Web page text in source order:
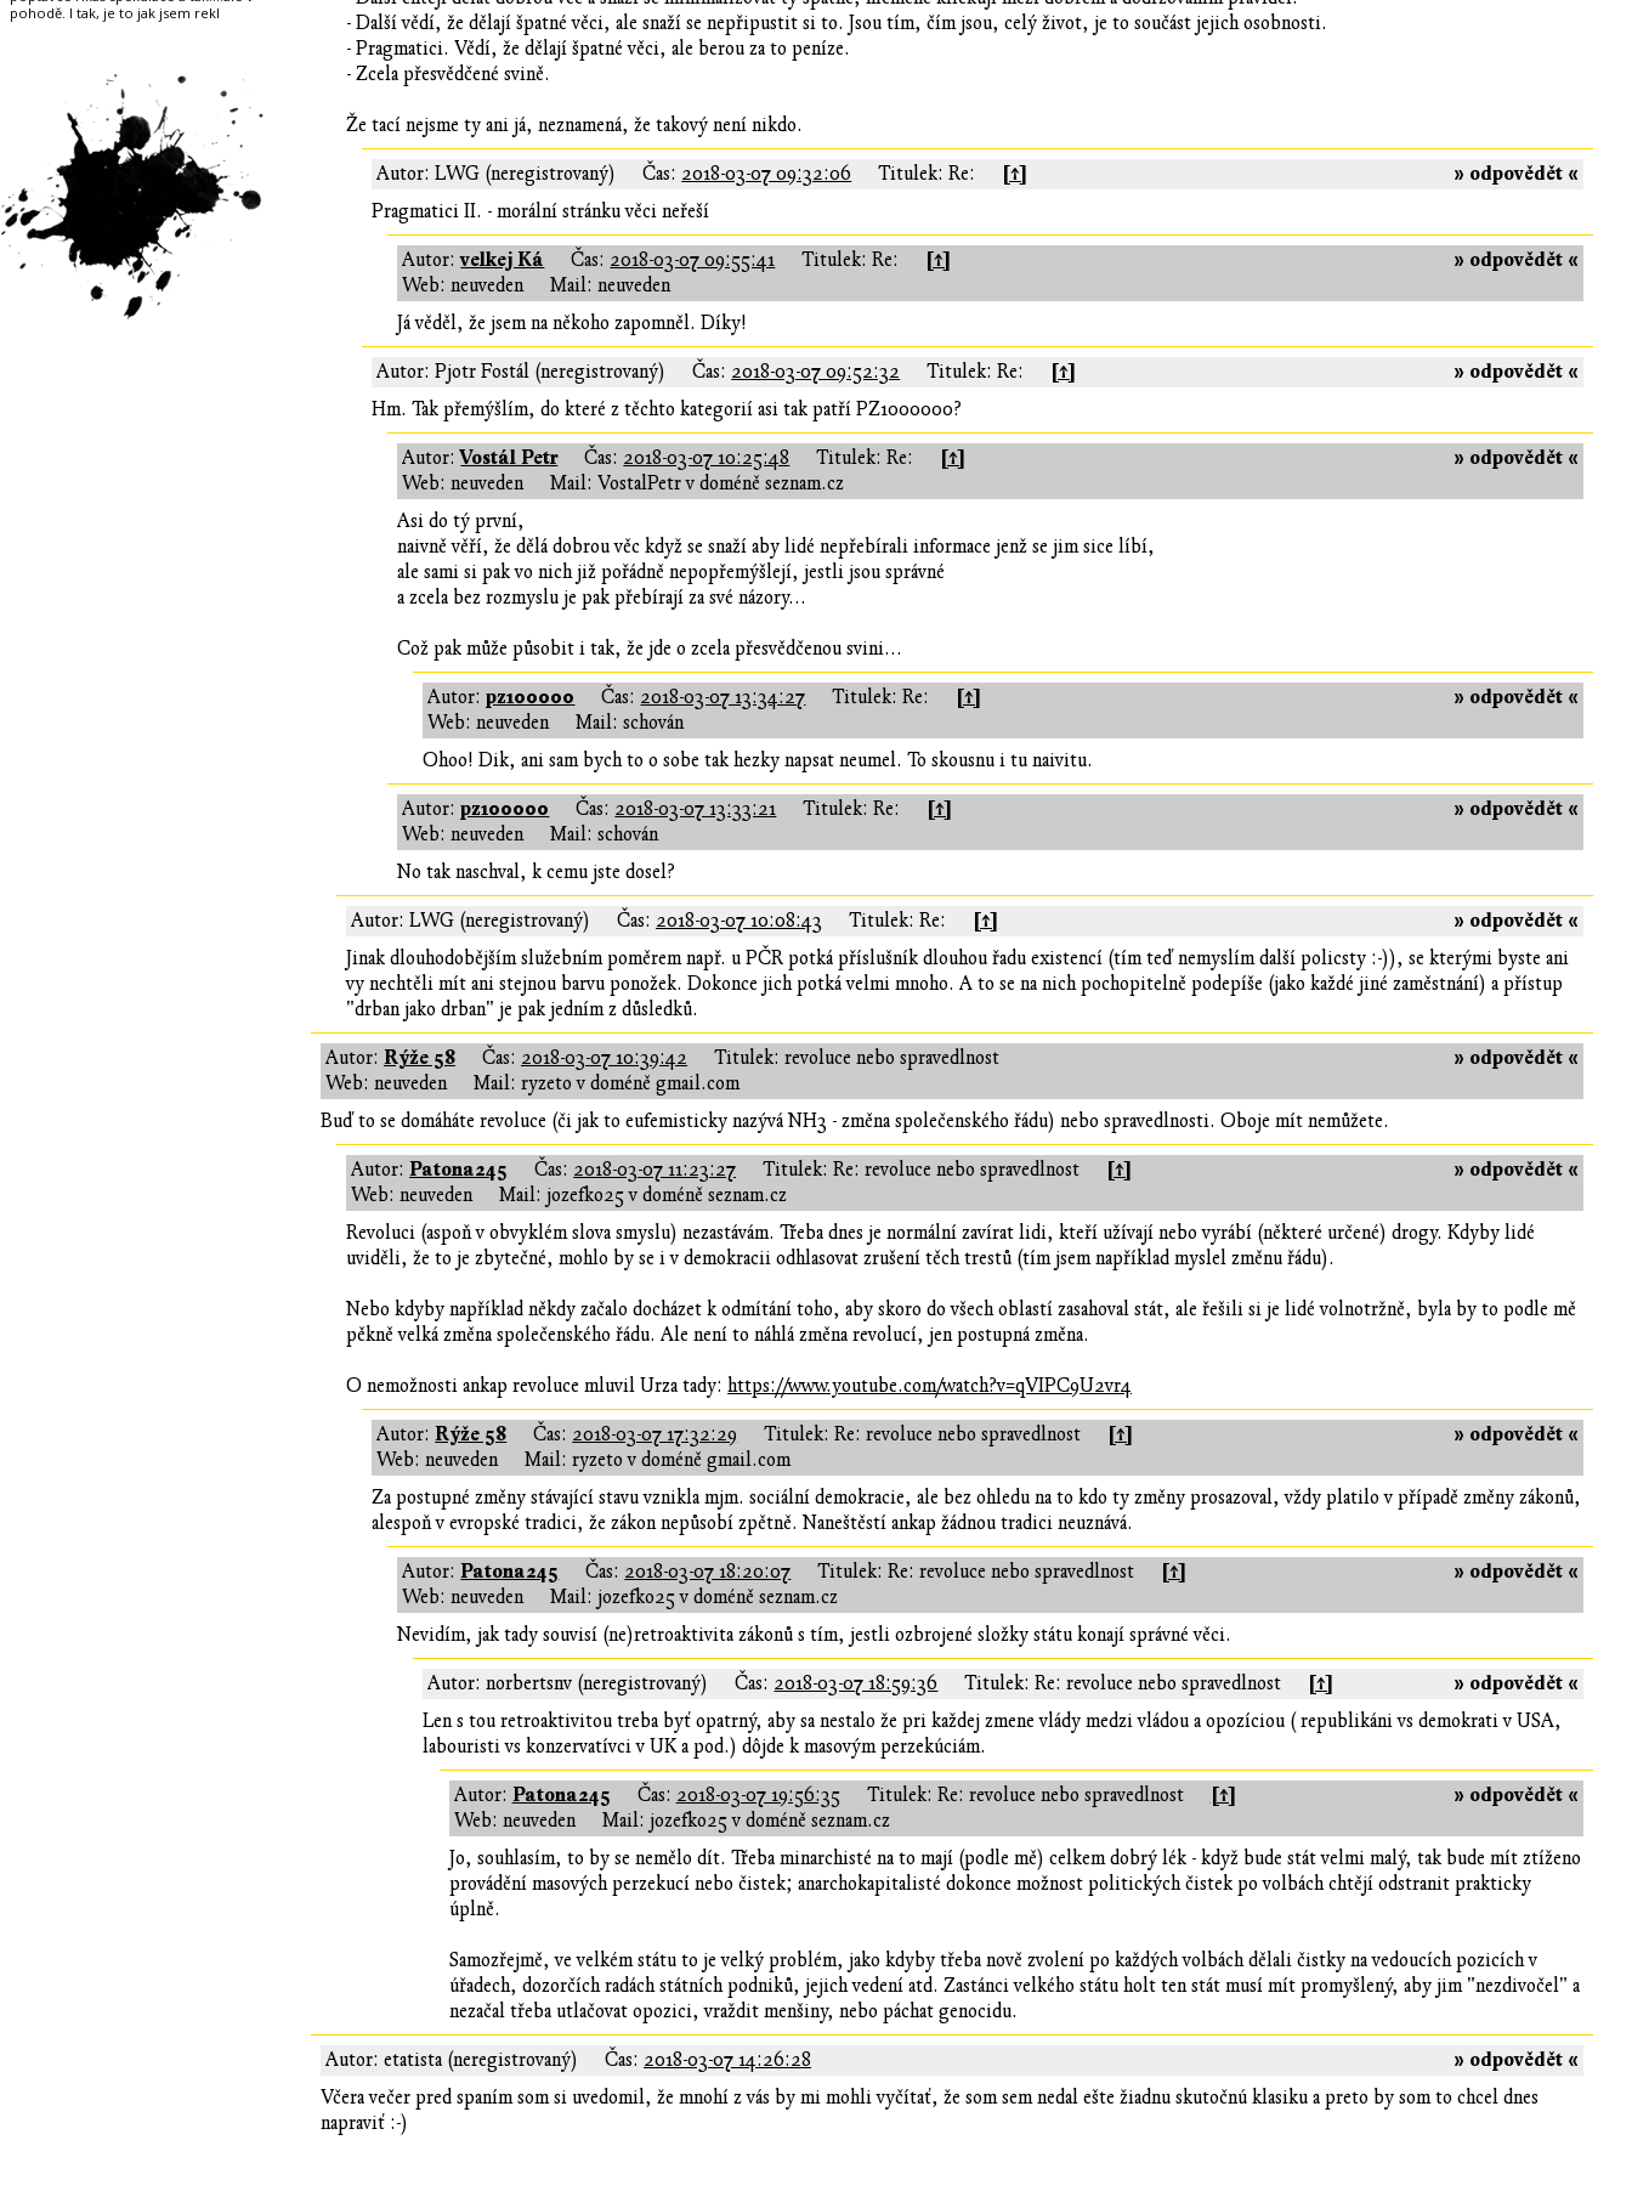
- Další vědí, že dělají špatné věci, ale snaží se nepřipustit si to. Jsou tím, čím jsou, celý život, je to součást jejich osobnosti.
- Pragmatici. Vědí, že dělají špatné věci, ale berou za to peníze.
- Zcela přesvědčené svině.
Že tací nejsme ty ani já, neznamená, že takový není nikdo.
» odpovědět «
Autor: LWG (neregistrovaný) Čas: 2018-03-07 09:32:06 Titulek: Re: [↑]
Pragmatici II. - morální stránku věci neřeší
» odpovědět «
Autor:velkej Ká Čas: 2018-03-07 09:55:41 Titulek: Re: [↑]
Web: neuveden
Mail: neuveden
Já věděl, že jsem na někoho zapomněl. Díky!
» odpovědět «
Autor: Pjotr Fostál (neregistrovaný) Čas: 2018-03-07 09:52:32 Titulek: Re: [↑]
Hm. Tak přemýšlím, do které z těchto kategorií asi tak patří PZ1000000?
» odpovědět «
Autor:Vostál Petr Čas: 2018-03-07 10:25:48 Titulek: Re: [↑]
Web: neuveden
Mail: VostalPetr v doméně seznam.cz
Asi do tý první,
naivně věří, že dělá dobrou věc když se snaží aby lidé nepřebírali informace jenž se jim sice líbí,
ale sami si pak vo nich již pořádně nepopřemýšlejí, jestli jsou správné
a zcela bez rozmyslu je pak přebírají za své názory...
Což pak může působit i tak, že jde o zcela přesvědčenou svini...
» odpovědět «
Autor:pz100000 Čas: 2018-03-07 13:34:27 Titulek: Re: [↑]
Web: neuveden
Mail: schován
Ohoo! Dik, ani sam bych to o sobe tak hezky napsat neumel. To skousnu i tu naivitu.
» odpovědět «
Autor:pz100000 Čas: 2018-03-07 13:33:21 Titulek: Re: [↑]
Web: neuveden
Mail: schován
No tak naschval, k cemu jste dosel?
» odpovědět «
Autor: LWG (neregistrovaný) Čas: 2018-03-07 10:08:43 Titulek: Re: [↑]
Jinak dlouhodobějším služebním poměrem např. u PČR potká příslušník dlouhou řadu existencí (tím teď nemyslím další policsty :-)), se kterými byste ani
vy nechtěli mít ani stejnou barvu ponožek. Dokonce jich potká velmi mnoho. A to se na nich pochopitelně podepíše (jako každé jiné zaměstnání) a přístup
"drban jako drban" je pak jedním z důsledků.
» odpovědět «
Autor: Rýže 58 Čas: 2018-03-07 10:39:42
Titulek: revoluce nebo spravedlnost
Web: neuveden
Mail: ryzeto v doméně gmail.com
Buď to se domáháte revoluce (či jak to eufemisticky nazývá NH3 - změna společenského řádu) nebo spravedlnosti. Oboje mít nemůžete.
» odpovědět «
Autor:Patona245 Čas: 2018-03-07 11:23:27 Titulek: Re: revoluce nebo spravedlnost [↑]
Web: neuveden
Mail: jozefko25 v doméně seznam.cz
Revoluci (aspoň v obvyklém slova smyslu) nezastávám. Třeba dnes je normální zavírat lidi, kteří užívají nebo vyrábí (některé určené) drogy. Kdyby lidé
uviděli, že to je zbytečné, mohlo by se i v demokracii odhlasovat zrušení těch trestů (tím jsem například myslel změnu řádu).
Nebo kdyby například někdy začalo docházet k odmítání toho, aby skoro do všech oblastí zasahoval stát, ale řešili si je lidé volnotržně, byla by to podle mě
pěkně velká změna společenského řádu. Ale není to náhlá změna revolucí, jen postupná změna.
O nemožnosti ankap revoluce mluvil Urza tady:https://www.youtube.com/watch?v=qVIPC9U2vr4
» odpovědět «
Autor:Rýže 58 Čas: 2018-03-07 17:32:29 Titulek: Re: revoluce nebo spravedlnost [↑]
Web: neuveden
Mail: ryzeto v doméně gmail.com
Za postupné změny stávající stavu vznikla mjm. sociální demokracie, ale bez ohledu na to kdo ty změny prosazoval, vždy platilo v případě změny zákonů,
alespoň v evropské tradici, že zákon nepůsobí zpětně. Naneštěstí ankap žádnou tradici neuznává.
» odpovědět «
Autor:Patona245 Čas: 2018-03-07 18:20:07 Titulek: Re: revoluce nebo spravedlnost [↑]
Web: neuveden
Mail: jozefko25 v doméně seznam.cz
Nevidím, jak tady souvisí (ne)retroaktivita zákonů s tím, jestli ozbrojené složky státu konají správné věci.
» odpovědět «
Autor: norbertsnv (neregistrovaný) Čas: 2018-03-07 18:59:36 Titulek: Re: revoluce nebo spravedlnost [↑]
Len s tou retroaktivitou treba byť opatrný, aby sa nestalo že pri každej zmene vlády medzi vládou a opozíciou ( republikáni vs demokrati v USA,
labouristi vs konzervatívci v UK a pod.) dôjde k masovým perzekúciám.
» odpovědět «
Autor: Patona245 Čas: 2018-03-07 19:56:35 Titulek: Re: revoluce nebo spravedlnost [↑]
Web: neuveden
Mail: jozefko25 v doméně seznam.cz
Jo, souhlasím, to by se nemělo dít. Třeba minarchisté na to mají (podle mě) celkem dobrý lék - když bude stát velmi malý, tak bude mít ztíženo
provádění masových perzekucí nebo čistek; anarchokapitalisté dokonce možnost politických čistek po volbách chtějí odstranit prakticky
úplně.
Samozřejmě, ve velkém státu to je velký problém, jako kdyby třeba nově zvolení po každých volbách dělali čistky na vedoucích pozicích v
úřadech, dozorčích radách státních podniků, jejich vedení atd. Zastánci velkého státu holt ten stát musí mít promyšlený, aby jim "nezdivočel" a
nezačal třeba utlačovat opozici, vraždit menšiny, nebo páchat genocidu.
» odpovědět «
Autor: etatista (neregistrovaný) Čas: 2018-03-07 14:26:28
Včera večer pred spaním som si uvedomil, že mnohí z vás by mi mohli vyčítať, že som sem nedal ešte žiadnu skutočnú klasiku a preto by som to chcel dnes
napraviť :-)
pohodě. I tak, je to jak jsem rekl